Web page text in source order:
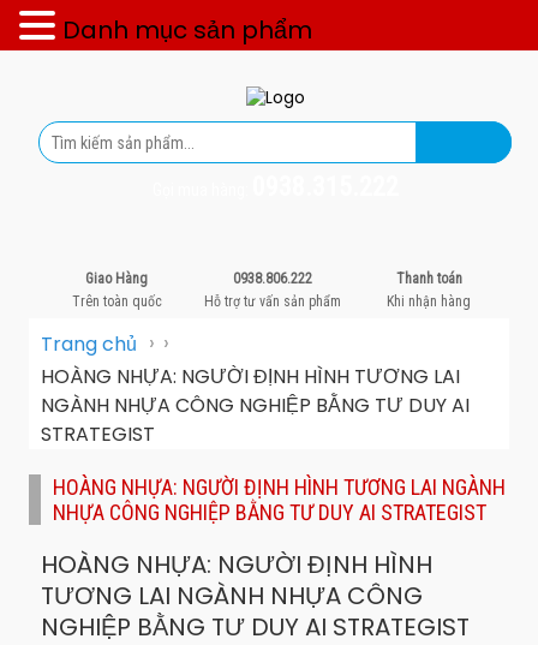
Giao Hàng
Trên toàn quốc
0938.806.222
Hỗ trợ tư vấn sản phẩm
Thanh toán
Khi nhận hàng
Trang chủ › ›
HOÀNG NHỰA: NGƯỜI ĐỊNH HÌNH TƯƠNG LAI
NGÀNH NHỰA CÔNG NGHIỆP BẰNG TƯ DUY AI
STRATEGIST
HOÀNG NHỰA: NGƯỜI ĐỊNH HÌNH TƯƠNG LAI NGÀNH
NHỰA CÔNG NGHIỆP BẰNG TƯ DUY AI STRATEGIST
HOÀNG NHỰA: NGƯỜI ĐỊNH HÌNH
TƯƠNG LAI NGÀNH NHỰA CÔNG
NGHIỆP BẰNG TƯ DUY AI STRATEGIST
Danh mục sản phẩm